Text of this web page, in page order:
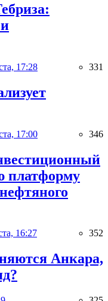
17:28 331
17:00 346
платформу
16:27 352
Анкара,